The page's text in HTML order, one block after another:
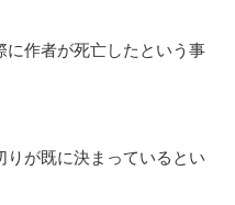
に作者が死亡したという事
りが既に決まっているとい